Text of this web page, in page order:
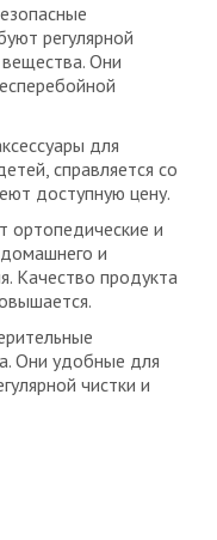
регулярной
Они
для
справляется со
доступную цену.
ортопедические и
и
Качество продукта
Они удобные для
чистки и